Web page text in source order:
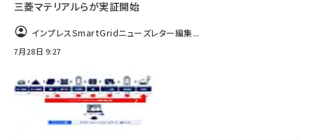
三菱マテリアルらが実証開始
インプレスSmartGridニューズレター編集...
7月28日 9:27